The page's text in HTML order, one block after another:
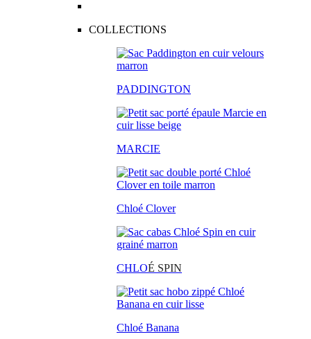
COLLECTIONS
PADDINGTON
MARCIE
Chloé Clover
CHLOÉ SPIN
Chloé Banana